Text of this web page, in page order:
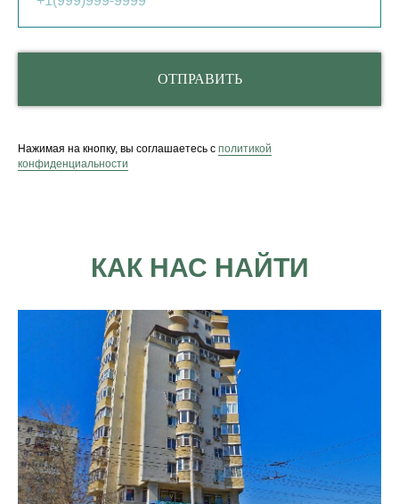
ОТПРАВИТЬ
Нажимая на кнопку, вы соглашаетесь с политикой
конфиденциальности
КАК НАС НАЙТИ